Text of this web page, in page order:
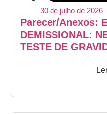
30 de julho de 2026
Parecer/Anexos:
DEMISSIONAL:
TESTE DE